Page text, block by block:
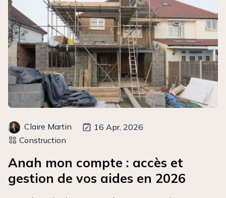
Claire Martin
16 Apr, 2026
Construction
Anah mon compte : accès et
gestion de vos aides en 2026